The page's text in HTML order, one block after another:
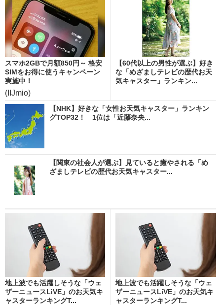
スマホ2GBで月額850円～ 格安
SIMをお得に使うキャンペーン
実施中！
(IIJmio)
【60代以上の男性が選ぶ】好き
な「めざましテレビの歴代お天
気キャスター」ランキン...
【NHK】好きな「女性お天気キャスター」ランキン
グTOP32！ 1位は「近藤奈央...
【関東の社会人が選ぶ】見ていると癒やされる「め
ざましテレビの歴代お天気キャスター...
地上波でも活躍しそうな「ウェ
ザーニュースLiVE」のお天気キ
ャスターランキングT...
地上波でも活躍しそうな「ウェ
ザーニュースLiVE」のお天気キ
ャスターランキングT...